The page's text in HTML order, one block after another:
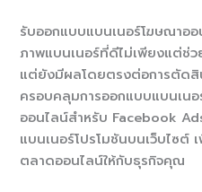
รับออกแบบแบนเนอร์โฆษณาออ
ภาพแบนเนอร์ที่ดีไม่เพียงแต่ช่ว
แต่ยังมีผลโดยตรงต่อการตัดสิ
ครอบคลุมการออกแบบแบนเน
ออนไลน์สำหรับ Facebook
แบนเนอร์โปรโมชันบนเว็บไซต์
ตลาดออนไลน์ให้กับธุรกิจคุณ